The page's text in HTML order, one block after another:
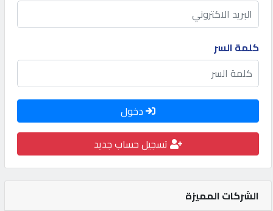
كيو
مزاد
كيو
نمبر
كيو
كارز
كيو
ماركت
كلمة السر
دخول
تسجيل حساب جديد
الشركات المميزة